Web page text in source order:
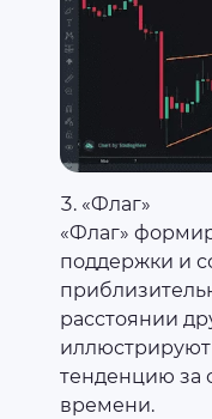
«Флаг»
«Флаг»
поддержки и
расстоянии
тенденцию за
времени.